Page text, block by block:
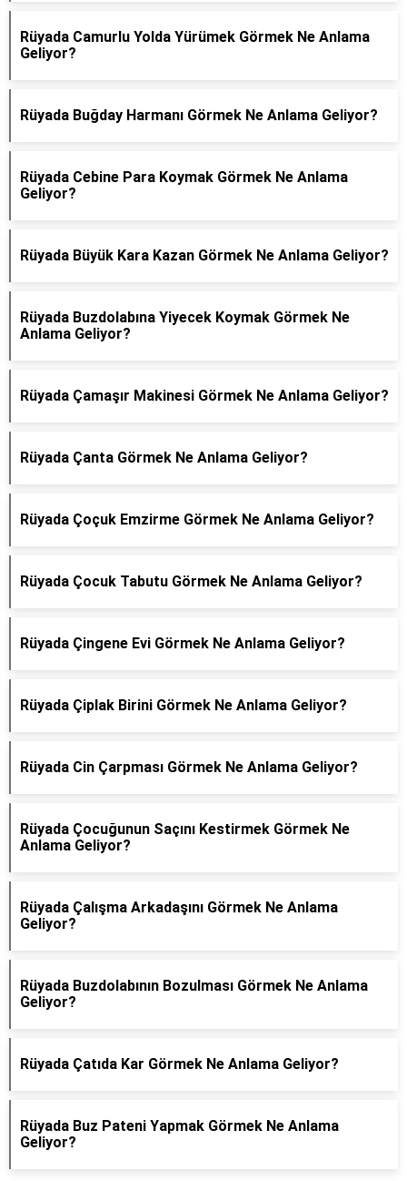
Rüyada Camurlu Yolda Yürümek Görmek Ne Anlama
Geliyor?
Rüyada Buğday Harmanı Görmek Ne Anlama Geliyor?
Rüyada Cebine Para Koymak Görmek Ne Anlama
Geliyor?
Rüyada Büyük Kara Kazan Görmek Ne Anlama Geliyor?
Rüyada Buzdolabına Yiyecek Koymak Görmek Ne
Anlama Geliyor?
Rüyada Çamaşır Makinesi Görmek Ne Anlama Geliyor?
Rüyada Çanta Görmek Ne Anlama Geliyor?
Rüyada Çoçuk Emzirme Görmek Ne Anlama Geliyor?
Rüyada Çocuk Tabutu Görmek Ne Anlama Geliyor?
Rüyada Çingene Evi Görmek Ne Anlama Geliyor?
Rüyada Çiplak Birini Görmek Ne Anlama Geliyor?
Rüyada Cin Çarpması Görmek Ne Anlama Geliyor?
Rüyada Çocuğunun Saçını Kestirmek Görmek Ne
Anlama Geliyor?
Rüyada Çalışma Arkadaşını Görmek Ne Anlama
Geliyor?
Rüyada Buzdolabının Bozulması Görmek Ne Anlama
Geliyor?
Rüyada Çatıda Kar Görmek Ne Anlama Geliyor?
Rüyada Buz Pateni Yapmak Görmek Ne Anlama
Geliyor?